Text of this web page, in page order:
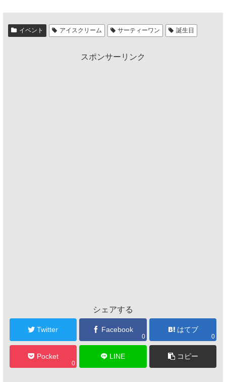
イベント アイスクリーム サーティーワン 誕生日
スポンサーリンク
シェアする
Twitter Facebook
0
はてブ
0
Pocket
0
LINE コピー